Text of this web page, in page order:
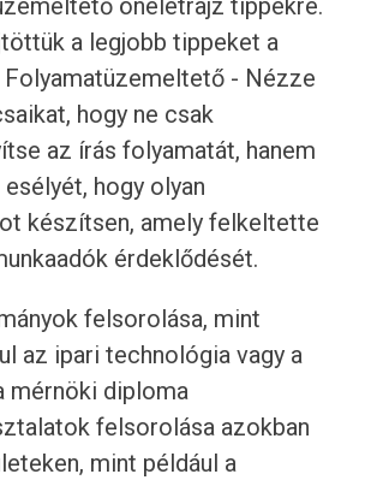
önéletrajz tippekre.
a legjobb tippeket a
- Nézze
hogy ne csak
az írás folyamatát, hanem
hogy olyan
készítsen, amely felkeltette
érdeklődését.
felsorolása, mint
az ipari technológia vagy a
mérnöki diploma
felsorolása azokban
mint például a